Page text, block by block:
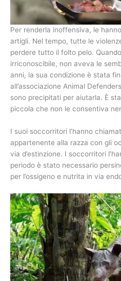
Per renderla inoffensiva, le
artigli. Nel tempo, tutte le
perdere tutto il folto pelo.
irriconoscibile, non aveva le
anni, la sua condizione è stata
all’associazione Animal
sono precipitati per aiutarla. È
piccola che non le consentiva
I suoi soccorritori l’hanno
appartenente alla razza con gli
via d’estinzione. I soccorritori
periodo è stato necessario
per l’ossigeno e nutrita in via